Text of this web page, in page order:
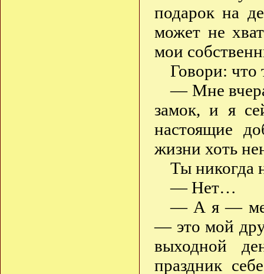
подарок на
может не
мои
Говори: что
— Мне вчера
замок, и я
настоящие
жизни хоть
Ты никогда
— Нет…
— А я —
— это мой
выходной
праздник